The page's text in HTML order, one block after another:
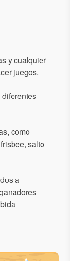
y cualquier
juegos.
diferentes
como
salto
a